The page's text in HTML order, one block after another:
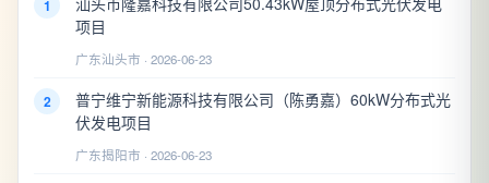
1
项目
广东汕头市 · 2026-06-23
2
普宁维宁新能源科技有限公司（陈勇嘉）60kW分布式光
伏发电项目
广东揭阳市 · 2026-06-23